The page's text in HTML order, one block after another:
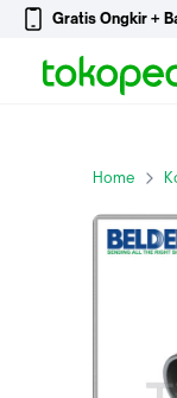
Gratis Ongkir +
Home